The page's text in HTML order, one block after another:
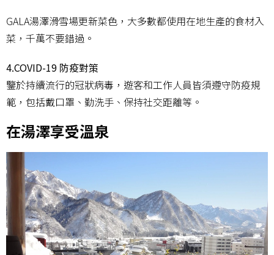
GALA湯澤滑雪場更新菜色，大多數都使用在地生產的食材入
菜，千萬不要錯過。
4.COVID-19 防疫對策
鑒於持續流行的冠狀病毒，遊客和工作人員皆須遵守防疫規
範，包括戴口罩、勤洗手、保持社交距離等。
在湯澤享受溫泉